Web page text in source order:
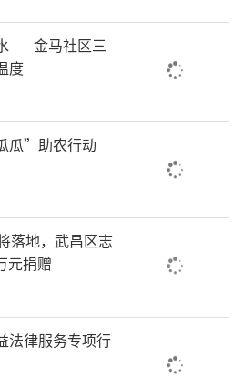
他克镇中心幼儿园温吐萨
村儿童操场。图源：壹基
斑马线旁上交通规则
来，幼儿园的孩子们获
再娜甫·艾比力亲眼见证
们更期待户外了。如今，
在操场上聊天、晒太
不肯走。
，还有一层特殊的意义——
——金马社区三
度
瓜”助农行动
落地，武昌区志
元捐赠
法律服务专项行